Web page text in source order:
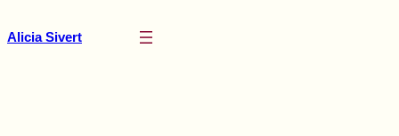
till
Alicia Sivert